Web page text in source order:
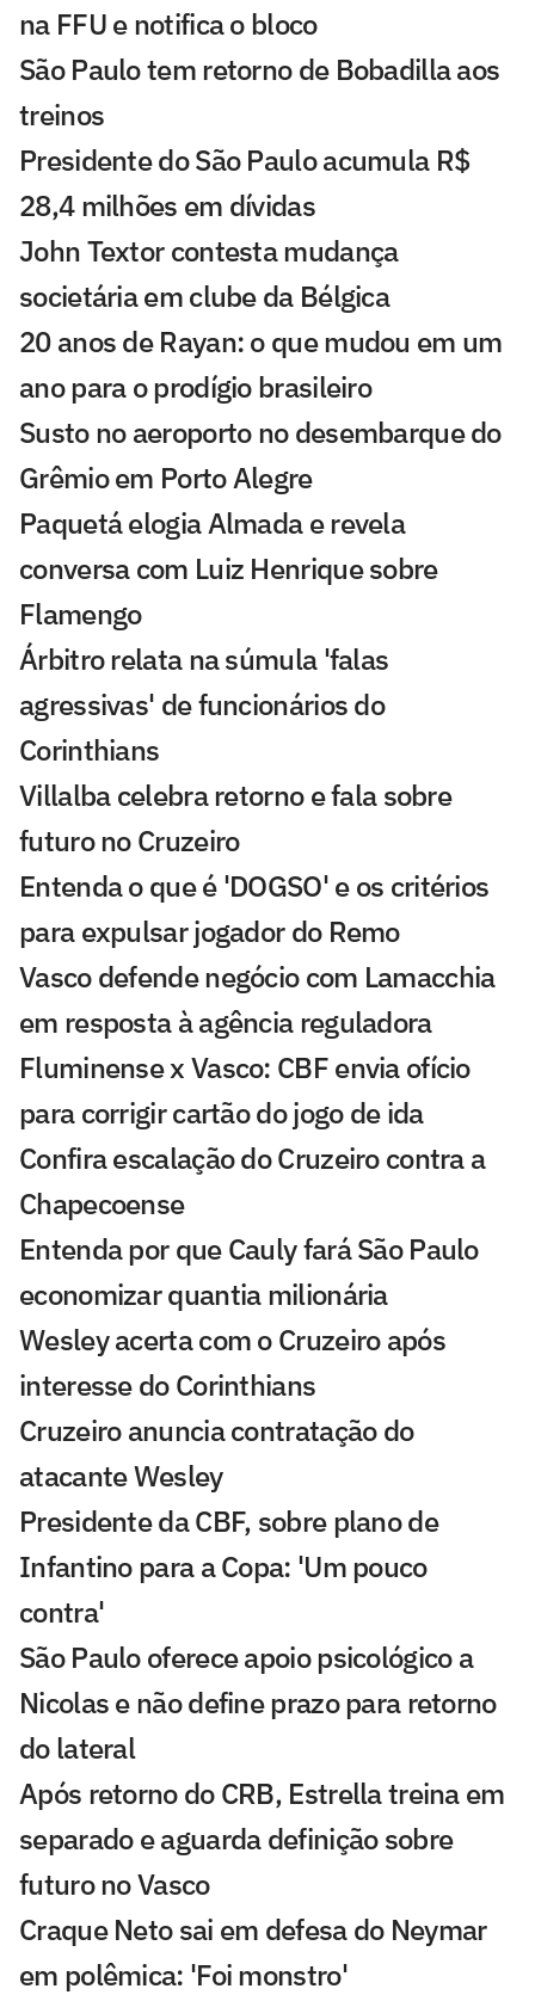
na FFU e notifica o bloco
São Paulo tem retorno de Bobadilla aos
treinos
Presidente do São Paulo acumula R$
28,4 milhões em dívidas
John Textor contesta mudança
societária em clube da Bélgica
20 anos de Rayan: o que mudou em um
ano para o prodígio brasileiro
Susto no aeroporto no desembarque do
Grêmio em Porto Alegre
Paquetá elogia Almada e revela
conversa com Luiz Henrique sobre
Flamengo
Árbitro relata na súmula 'falas
agressivas' de funcionários do
Corinthians
Villalba celebra retorno e fala sobre
futuro no Cruzeiro
Entenda o que é 'DOGSO' e os critérios
para expulsar jogador do Remo
Vasco defende negócio com Lamacchia
em resposta à agência reguladora
Fluminense x Vasco: CBF envia ofício
para corrigir cartão do jogo de ida
Confira escalação do Cruzeiro contra a
Chapecoense
Entenda por que Cauly fará São Paulo
economizar quantia milionária
Wesley acerta com o Cruzeiro após
interesse do Corinthians
Cruzeiro anuncia contratação do
atacante Wesley
Presidente da CBF, sobre plano de
Infantino para a Copa: 'Um pouco
contra'
São Paulo oferece apoio psicológico a
Nicolas e não define prazo para retorno
do lateral
Após retorno do CRB, Estrella treina em
separado e aguarda definição sobre
futuro no Vasco
Craque Neto sai em defesa do Neymar
em polêmica: 'Foi monstro'